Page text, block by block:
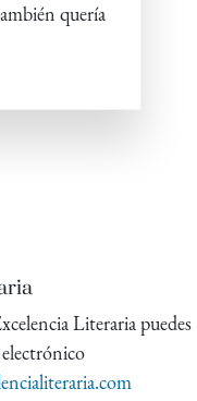
quería
Literaria puedes